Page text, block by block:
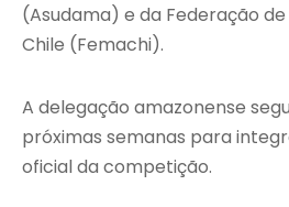
(Asudama) e da Federação
Chile (Femachi).
A delegação amazonense
próximas semanas para
oficial da competição.